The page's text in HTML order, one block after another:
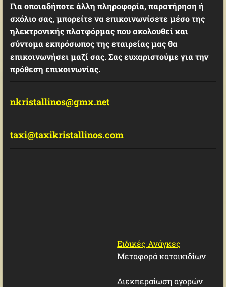
Για οποιαδήποτε άλλη πληροφορία, παρατήρηση ή
σχόλιο σας, μπορείτε να επικοινωνίσετε μέσο της
ηλεκτρονικής πλατφόρμας που ακολουθεί και
σύντομα εκπρόσωπος της εταιρείας μας θα
επικοινωνήσει μαζί σας. Σας ευχαριστούμε για την
πρόθεση επικοινωνίας.
nkristallinos@gmx.net
taxi@taxikristallinos.com
Ειδικές Ανάγκες
Μεταφορά κατοικιδίων
Διεκπεραίωση αγορών